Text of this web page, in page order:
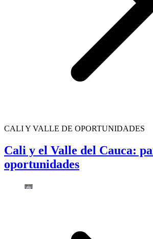
CALI Y VALLE DE OPORTUNIDADES
Cali y el Valle del Cauca:
oportunidades